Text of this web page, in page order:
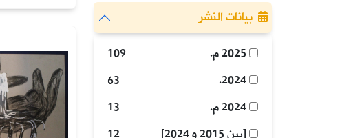
2025 م.
109
2024.
63
2024 م.
13